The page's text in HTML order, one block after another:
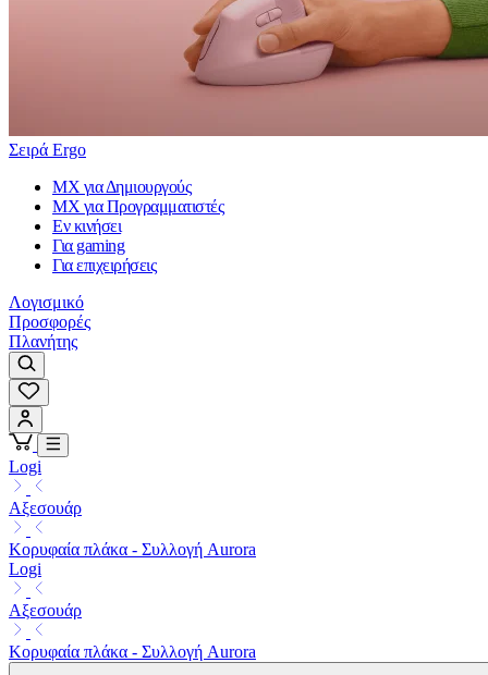
Σειρά Ergo
MX για Δημιουργούς
MX για Προγραμματιστές
Εν κινήσει
Για gaming
Για επιχειρήσεις
Λογισμικό
Προσφορές
Πλανήτης
Logi
Αξεσουάρ
Κορυφαία πλάκα - Συλλογή Aurora
Logi
Αξεσουάρ
Κορυφαία πλάκα - Συλλογή Aurora